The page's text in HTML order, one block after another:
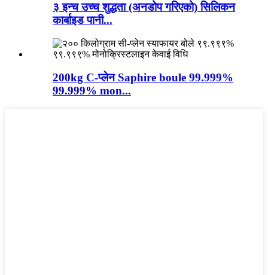
३ इन्च उच्च शुद्धता (अनडोप गरिएको) सिलिकन
कार्बाइड पानी...
200kg C-प्लेन Saphire boule 99.999%
99.999% mon...